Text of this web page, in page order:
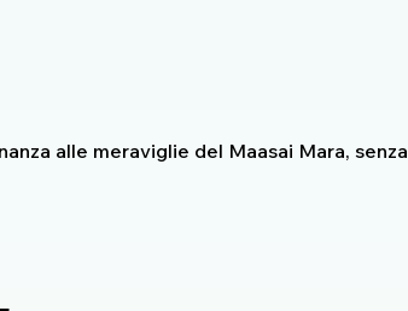
alle meraviglie del Maasai Mara, senza